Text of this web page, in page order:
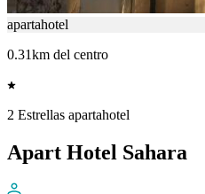
apartahotel
0.31km del centro
2 Estrellas apartahotel
Apart Hotel Sahara